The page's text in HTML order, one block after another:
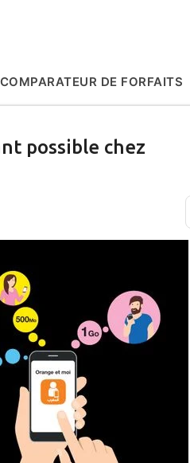
COMPARATEUR DE FORFAITS
possible chez
Promotion Orange Maroc: Recharge
Internet
Nouveau! Orange Maroc multiplie les
de ses clients mobiles en prépayé par